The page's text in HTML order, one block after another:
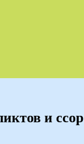
и ссор